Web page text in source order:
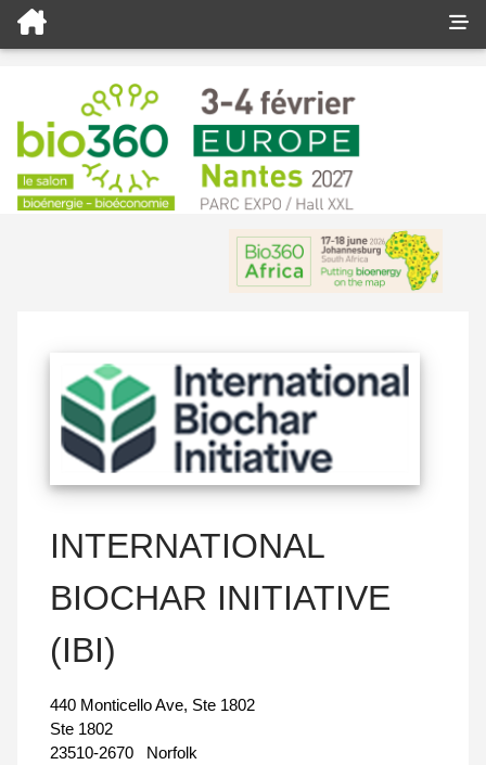
INTERNATIONAL
BIOCHAR INITIATIVE
(IBI)
440 Monticello Ave, Ste 1802
Ste 1802
23510-2670
Norfolk